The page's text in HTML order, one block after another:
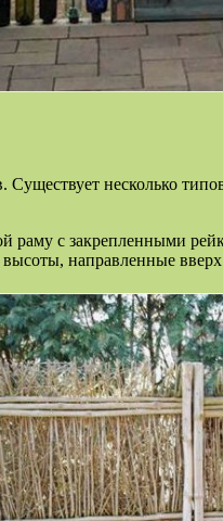
несколько
раму с закрепленными
направленные